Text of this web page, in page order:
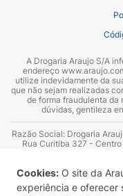
Cookies: O site da
experiência e oferecer
A Drogaria Araujo S/A
endereço
utilize indevidamente da
que não sejam realizadas
de forma fraudulenta da
dúvidas, gentileza
Razão Social: Drogaria
Rua Curitiba 327 -
Azevedo Guimarães – CRF
Consultor substituto:
Sanitário: 2025020713 |